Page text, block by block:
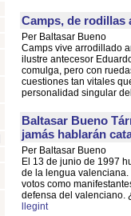
Camps, de rodillas
Per Baltasar Bueno
Camps vive arrodillado
ilustre antecesor
comulga, pero con
cuestiones tan vitales
personalidad singular
Baltasar Bueno
jamás hablarán
Per Baltasar Bueno
El 13 de junio de 1997
de la lengua
votos como
defensa del valenciano.
llegint